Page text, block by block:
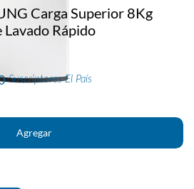
Carga Superior 8Kg
Rápido
Suscriptores El País